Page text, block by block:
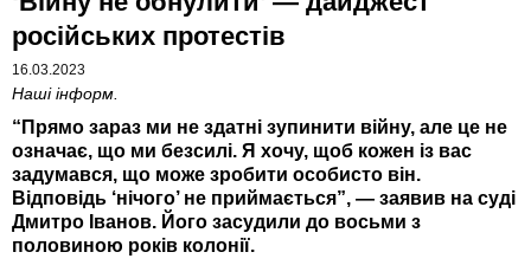
російських протестів
16.03.2023
Наші інформ.
“Прямо зараз ми не здатні зупинити війну, але це не
означає, що ми безсилі. Я хочу, щоб кожен із вас
задумався, що може зробити особисто він.
Відповідь ‘нічого’ не приймається”, — заявив на суді
Дмитро Іванов. Його засудили до восьми з
половиною років колонії.